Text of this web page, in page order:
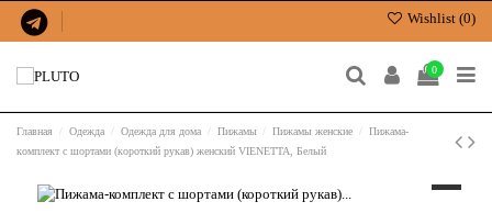
Wishlist (0)
0
Главная Одежда Одежда для дома Пижамы Пижамы женские
Пижама-
комплект с шортами (короткий рукав) женский VIENETTA, Белый